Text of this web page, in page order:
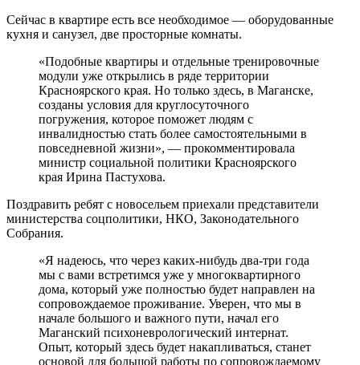
Сейчас в квартире есть все необходимое — оборудованные
кухня и санузел, две просторные комнаты.
«Подобные квартиры и отдельные тренировочные
модули уже открылись в ряде территории
Красноярского края. Но только здесь, в Маганске,
созданы условия для круглосуточного
погружения, которое поможет людям с
инвалидностью стать более самостоятельными в
повседневной жизни», — прокомментировала
министр социальной политики Красноярского
края Ирина Пастухова.
Поздравить ребят с новосельем приехали представители
министерства соцполитики, НКО, Законодательного
Собрания.
«Я надеюсь, что через каких-нибудь два-три года
мы с вами встретимся уже у многоквартирного
дома, который уже полностью будет направлен на
сопровождаемое проживание. Уверен, что мы в
начале большого и важного пути, начал его
Маганский психоневрологический интернат.
Опыт, который здесь будет накапливаться, станет
основой для большой работы по сопровождаемому